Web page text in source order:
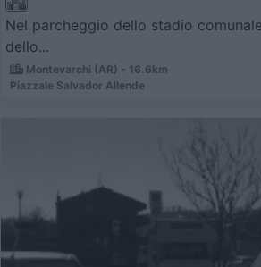
Nel parcheggio dello stadio
dello...
Montevarchi (AR) - 16.6km
Piazzale Salvador Allende